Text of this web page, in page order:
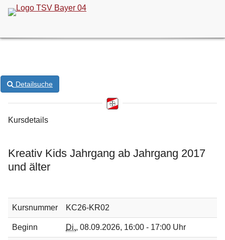
Detailsuche
Kursdetails
Kreativ Kids Jahrgang ab Jahrgang 2017
und älter
Kursnummer KC26-KR02
Beginn Di., 08.09.2026, 16:00 - 17:00 Uhr